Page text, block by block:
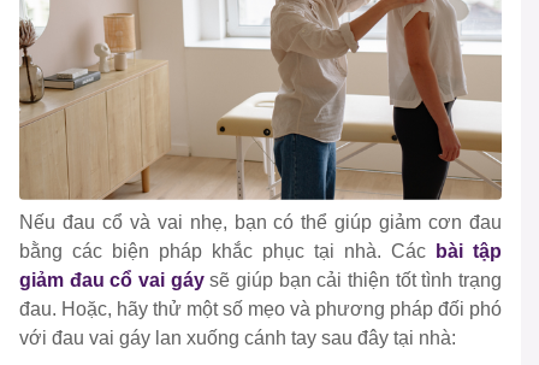
Nếu đau cổ và vai nhẹ, bạn có thể giúp giảm cơn đau
bằng các biện pháp khắc phục tại nhà. Các
bài tập
giảm đau cổ vai gáysẽ giúp bạn cải thiện tốt tình trạng
đau. Hoặc, hãy thử một số mẹo và phương pháp đối phó
với đau vai gáy lan xuống cánh tay sau đây tại nhà: